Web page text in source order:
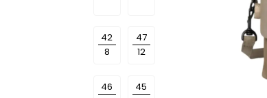
42 47
46 45